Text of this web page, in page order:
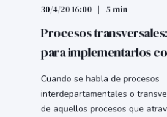
30/4/20 16:00 5 min
Procesos
para implementarlos
Cuando se habla de procesos
interdepartamentales o
de aquellos procesos que